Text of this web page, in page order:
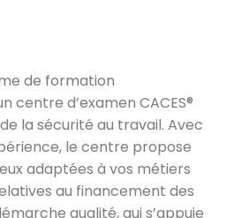
de formation
centre d’examen CACES®
la sécurité au travail. Avec
le centre propose
adaptées à vos métiers
au financement des
qualité, qui s’appuie